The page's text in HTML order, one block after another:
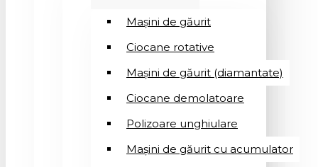
Mașini de găurit
Ciocane rotative
Mașini de găurit (diamantate)
Ciocane demolatoare
Polizoare unghiulare
Mașini de găurit cu acumulator